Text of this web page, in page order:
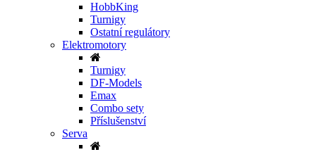
HobbKing
Turnigy
Ostatní regulátory
Elektromotory
Turnigy
DF-Models
Emax
Combo sety
Příslušenství
Serva